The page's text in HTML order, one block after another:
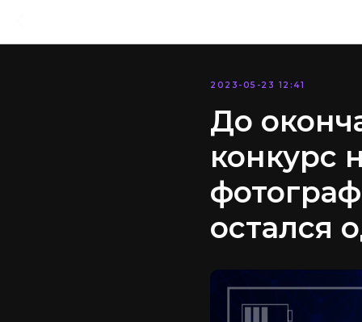
2023-05-23 12:41
До
конкурс
остался